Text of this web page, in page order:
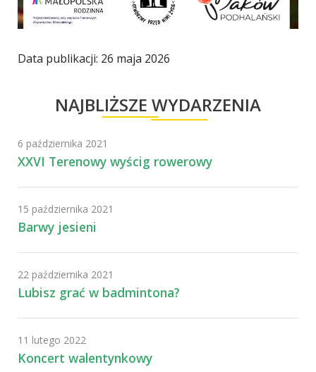
Data publikacji: 26 maja 2026
NAJBLIŻSZE WYDARZENIA
6 października 2021
XXVI Terenowy wyścig rowerowy
15 października 2021
Barwy jesieni
22 października 2021
Lubisz grać w badmintona?
11 lutego 2022
Koncert walentynkowy